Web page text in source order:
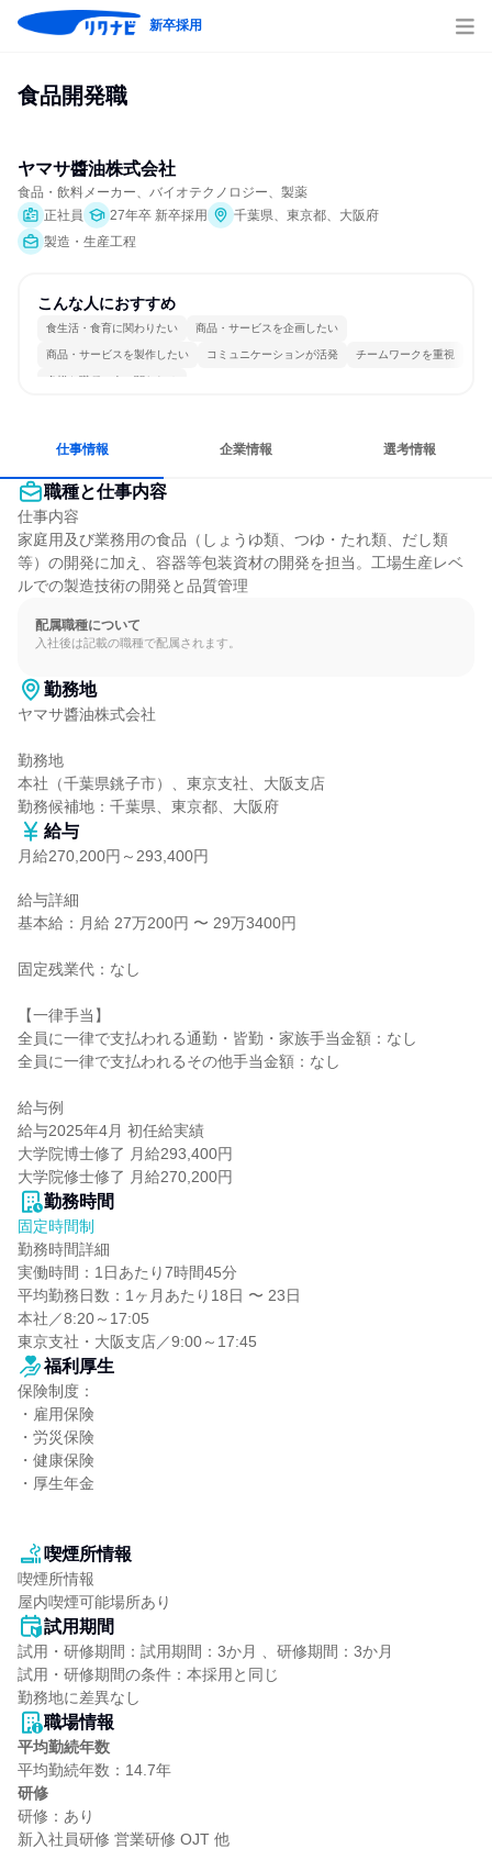
新卒採用
食品開発職
ヤマサ醬油株式会社
食品・飲料メーカー、バイオテクノロジー、製薬
正社員
27年卒 新卒採用
千葉県、東京都、大阪府
製造・生産工程
こんな人におすすめ
食生活・食育に関わりたい 商品・サービスを企画したい
商品・サービスを製作したい コミュニケーションが活発 チームワークを重視
多様な職種の人と関われる
仕事情報 企業情報 選考情報
職種と仕事内容
仕事内容
家庭用及び業務用の食品（しょうゆ類、つゆ・たれ類、だし類
等）の開発に加え、容器等包装資材の開発を担当。工場生産レベ
ルでの製造技術の開発と品質管理
配属職種について
入社後は記載の職種で配属されます。
勤務地
ヤマサ醬油株式会社
勤務地
本社（千葉県銚子市）、東京支社、大阪支店
勤務候補地：千葉県、東京都、大阪府
給与
月給270,200円～293,400円
給与詳細
基本給：月給 27万200円 〜 29万3400円
固定残業代：なし
【一律手当】
全員に一律で支払われる通勤・皆勤・家族手当金額：なし
全員に一律で支払われるその他手当金額：なし
給与例
給与2025年4月 初任給実績
大学院博士修了 月給293,400円
大学院修士修了 月給270,200円
勤務時間
固定時間制
勤務時間詳細
実働時間：1日あたり7時間45分
平均勤務日数：1ヶ月あたり18日 〜 23日
本社／8:20～17:05
東京支社・大阪支店／9:00～17:45
福利厚生
保険制度：
・雇用保険
・労災保険
・健康保険
・厚生年金
喫煙所情報
喫煙所情報
屋内喫煙可能場所あり
試用期間
試用・研修期間：試用期間：3か月 、研修期間：3か月
試用・研修期間の条件：本採用と同じ
職場情報
平均勤続年数
研修
研修：あり